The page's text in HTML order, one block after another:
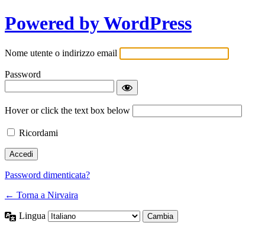
Powered by WordPress
Nome utente o indirizzo email
Password
Hover or click the text box below
Ricordami
Password dimenticata?
← Torna a Nirvaira
Lingua